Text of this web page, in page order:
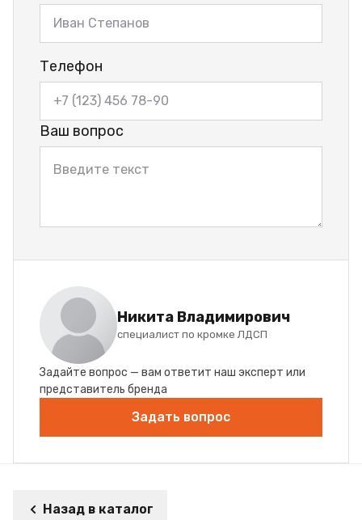
Телефон
Ваш вопрос
Никита Владимирович
специалист по кромке ЛДСП
Задайте вопрос — вам ответит наш эксперт или
представитель бренда
Задать вопрос
Назад в каталог